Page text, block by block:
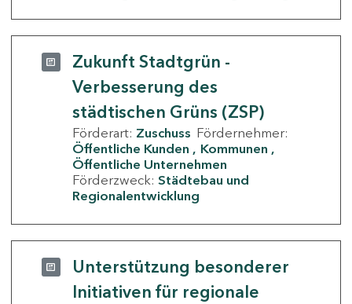
Zukunft Stadtgrün -
Verbesserung des
städtischen Grüns (ZSP)
Förderart: Zuschuss Fördernehmer:
Öffentliche Kunden
Kommunen
Öffentliche Unternehmen
Förderzweck: Städtebau und
Regionalentwicklung
Unterstützung besonderer
Initiativen für regionale